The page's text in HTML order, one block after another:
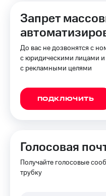
Запрет
До вас не дозвонятся с
с юридическими лицами
с рекламными целями
ПОДКЛЮЧИТЬ
Голосовая
Получайте голосовые
трубку